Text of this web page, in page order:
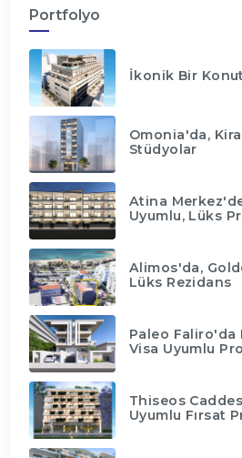
Portfolyo
İkonik Bir
Omonia'da,
Stüdyolar
Atina
Uyumlu, Lüks
Alimos'da,
Lüks Rezidans
Paleo Faliro'da
Visa Uyumlu
Thiseos
Uyumlu Fırsat